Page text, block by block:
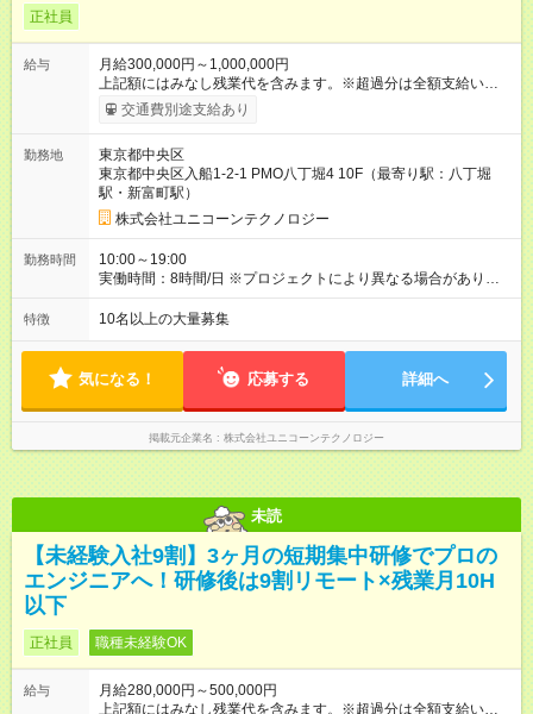
正社員
給与
月給300,000円～1,000,000円
上記額にはみなし残業代を含みます。※超過分は全額支給いたし
ます。 みなし残業代 10,000円／月 みなし残業時間 6時間／月
前職から年収300万円アップの実績も多数あり！ 《経験5年以
以上》 月給32万円以上+スキルアップ成果給+各種手当 ★月給50
万円以上での採用実績有！ ★経験・スキルを考慮の上、加給、
優遇いたします（ITジャンル問わず） 【昇給】 ☆適時昇給制度
（毎月／最大年12回考査） ※1年間で月収25万円以上の昇給実
績あり 【手当】 ☆交通費全額支給 ☆時間外、深夜、休日各種手
当 ☆資格手当（推奨資格昇給、手当、受験費用負担） ※入社2
週間での取得・11ヶ月連続取得・1人に対し150万円の支払い実
プ成果給 【試用期間】試用期間なし
交通費別途支給あり
勤務地
東京都中央区
東京都中央区入船1-2-1 PMO八丁堀4 10F（最寄り駅：八丁堀
駅・新富町駅）
株式会社ユニコーンテクノロジー
勤務時間
10:00～19:00
実働時間：8時間/日 ※プロジェクトにより異なる場合がありま
す。 ※平均残業時間：月10時間
特徴 10名以上の大量募集
気になる！ 応募する 詳細へ
掲載元企業名 株式会社ユニコーンテクノロジー
未読
【未経験入社9割】3ヶ月の短期集中研修でプロの
エンジニアへ！研修後は9割リモート×残業月10H
以下
正社員 職種未経験OK
給与
月給280,000円～500,000円
上記額にはみなし残業代を含みます。※超過分は全額支給いたし